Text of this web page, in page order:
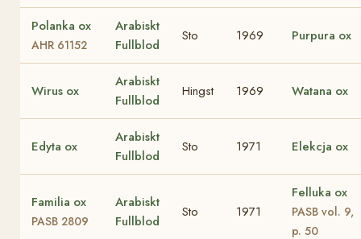
Polanka ox
AHR 61152
Arabiskt
Fullblod
Sto 1969 Purpura ox
Wirus ox
Arabiskt
Fullblod
Hingst 1969 Watana ox
Edyta ox
Arabiskt
Fullblod
Sto 1971 Elekcja ox
Familia ox
PASB 2809
Arabiskt
Fullblod
Sto 1971
Felluka ox
PASB vol. 9,
p. 50